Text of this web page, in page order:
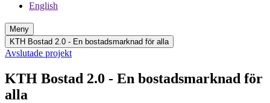
English
Meny
KTH Bostad 2.0 - En bostadsmarknad för alla
Avslutade projekt
KTH Bostad 2.0 - En bostadsmarknad för
alla